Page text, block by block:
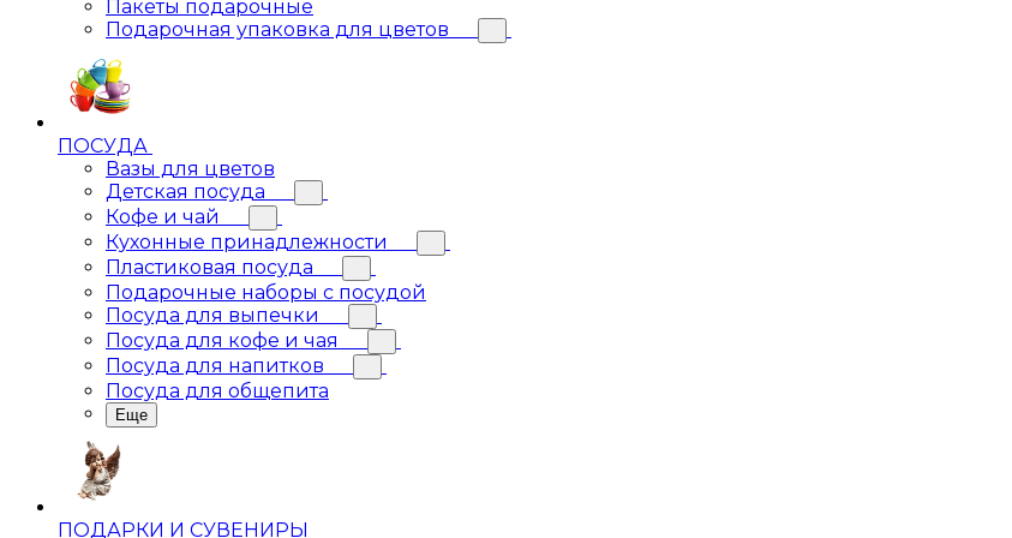
Пакеты подарочные
Подарочная упаковка для цветов
ПОСУДА
Вазы для цветов
Детская посуда
Кофе и чай
Кухонные принадлежности
Пластиковая посуда
Подарочные наборы с посудой
Посуда для выпечки
Посуда для кофе и чая
Посуда для напитков
Посуда для общепита
Еще
ПОДАРКИ И СУВЕНИРЫ